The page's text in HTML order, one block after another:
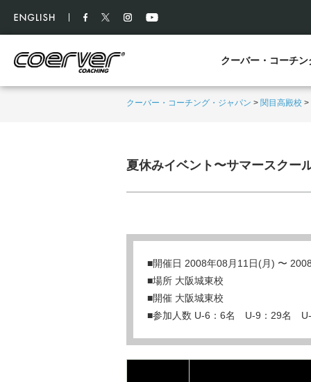
クーバー・コーチン
クーバー・コーチング・ジャパン > 関目高殿校 >
夏休みイベント〜サマースクー
■開催日 2008年08月11日(月) 〜
■場所 大阪城東校
■開催 大阪城東校
■参加人数 U-6：6名 U-9：29名